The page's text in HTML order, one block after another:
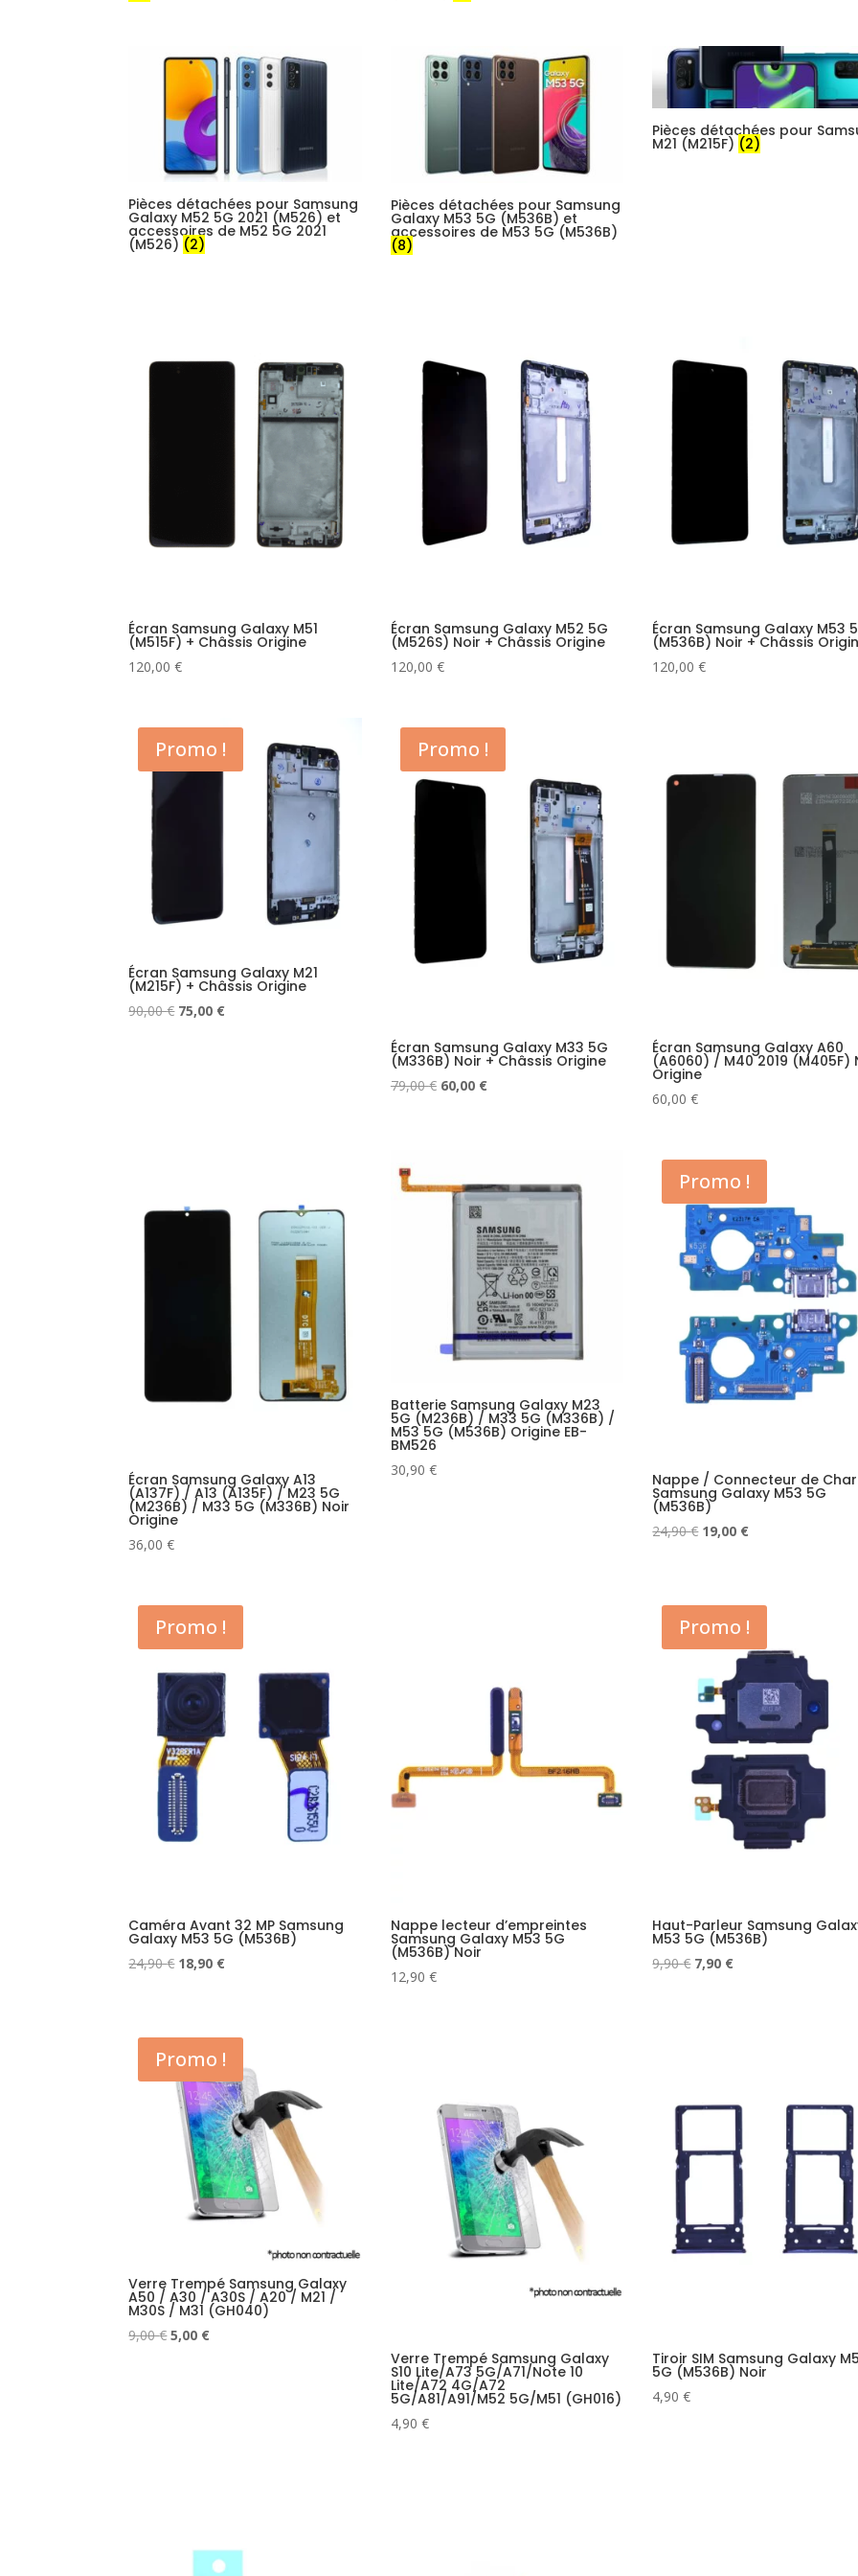
Pièces détachées pour Samsung
Galaxy M52 5G 2021 (M526) et
accessoires de M52 5G 2021
(M526) (2)
Pièces détachées pour Samsung
Galaxy M53 5G (M536B) et
accessoires de M53 5G (M536B)
(8)
Pièces détachées pour
M21 (M215F) (2)
Écran Samsung Galaxy M51
(M515F) + Châssis Origine
120,00€
Écran Samsung Galaxy M52 5G
(M526S) Noir + Châssis Origine
120,00 €
Écran Samsung Galaxy M53
(M536B) Noir + Châssis
120,00€
Promo !
Écran Samsung Galaxy M21
(M215F) + Châssis Origine
90,00€ Le
75,00 €Le
Promo !
Écran Samsung Galaxy M33 5G
(M336B) Noir + Châssis Origine
79,00€ Le
60,00 €Le
Écran Samsung Galaxy A60
(A6060) / M40 2019 (M405F)
Origine
60,00€
Écran Samsung Galaxy A13
(A137F) / A13 (A135F) / M23 5G
(M236B) / M33 5G (M336B) Noir
Origine
36,00€
Batterie Samsung Galaxy M23
5G (M236B) / M33 5G (M336B) /
M53 5G (M536B) Origine EB-
BM526
30,90 €
Promo !
Nappe / Connecteur de
Samsung Galaxy M53 5G
(M536B)
24,90€ Le
24,90 €.
19,00 €Le
19,00 €.
Promo !
Caméra Avant 32 MP Samsung
Galaxy M53 5G (M536B)
24,90€ Le
24,90 €.
18,90 €Le
18,90 €.
Nappe lecteur d’empreintes
Samsung Galaxy M53 5G
(M536B) Noir
12,90 €
Promo !
Haut-Parleur Samsung
M53 5G (M536B)
9,90€ Le
7,90 €Le
Promo !
Verre Trempé Samsung Galaxy
A50 / A30 / A30S / A20 / M21 /
M30S / M31 (GH040)
9,00€Le
5,00 €Le
Verre Trempé Samsung Galaxy
S10 Lite/A73 5G/A71/Note 10
Lite/A72 4G/A72
5G/A81/A91/M52 5G/M51 (GH016)
4,90 €
Tiroir SIM Samsung Galaxy
5G (M536B) Noir
4,90€